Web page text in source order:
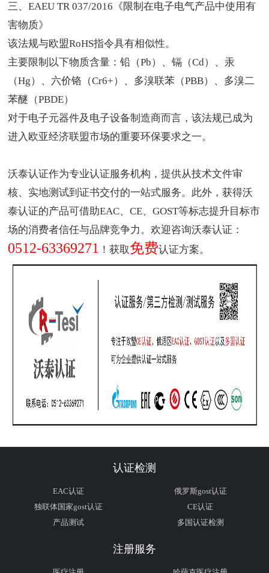
三、EAEU TR 037/2016《限制在电子电气产品中使用有
害物质》
该法规与欧盟RoHS指令具有相似性。
主要限制以下物质含量：铅（Pb）、镉（Cd）、汞
（Hg）、六价铬（Cr6+）、多溴联苯（PBB）、多溴二
苯醚（PBDE）
对于电子元器件及电子设备制造商而言，该法规已成为
进入欧亚经济联盟市场的重要环保要求之一。
沃泰认证作为专业认证服务机构 ，提供从技术文件审
核、实地测试到证书交付的一站式服务。此外，获得沃
泰认证的产品可借助EAC、CE、GOST等标志提升目标市
场的消费者信任与品牌竞争力。欢迎咨询沃泰认证：
0512-63369271 ！获取免费认证方案。
认证检测
EAC认证
俄罗斯gost认证
独联体国家gost认证
CE认证
产品测试
多国认证检测
注册服务